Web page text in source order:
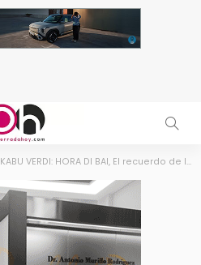
KABU VERDI: HORA DI BAI, El recuerdo de las comunidades caboverdianas en las cuencas mineras, nueva exposición en La Térmica Cultural